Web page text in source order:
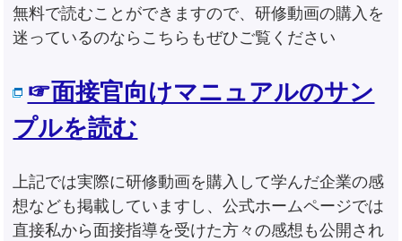
無料で読むことができますので、研修動画の購入を
迷っているのならこちらもぜひご覧ください
☞面接官向けマニュアルのサン
プルを読む
上記では実際に研修動画を購入して学んだ企業の感
想なども掲載していますし、公式ホームページでは
直接私から面接指導を受けた方々の感想も公開され